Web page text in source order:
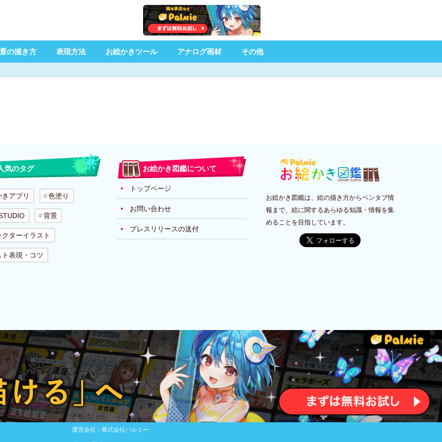
の描き方 表現方法 お絵かきツール アナログ画材 その他
気のタグ
アプリ 色塗り
背景
ターイラスト
ト表現・コツ
お絵かき図鑑について
トップページ
お問い合わせ
プレスリリースの送付
お絵かき図鑑は、絵の描き方からペンタブ情
報まで、絵に関するあらゆる知識・情報を集
めることを目指しています。
運営会社：株式会社パルミー